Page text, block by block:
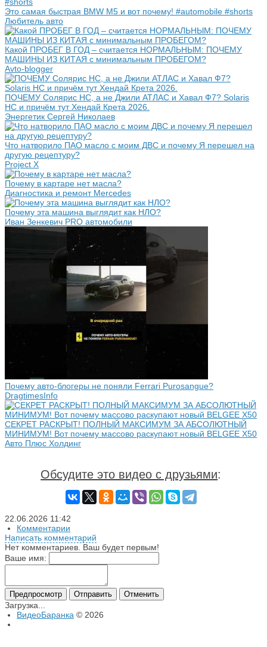
Это самая быстрая BMW M5 и вот почему! #automobile #shorts
Любитель авто
Какой ПРОБЕГ В ГОД – считается НОРМАЛЬНЫМ: ПОЧЕМУ
МАШИНЫ ИЗ КИТАЯ с минимальным ПРОБЕГОМ?
Avto-blogger
ПОЧЕМУ Солярис HC, а не Джили АТЛАС и Хавал Ф7? Solaris
HC и причём тут Хендай Крета 2026.
Энергетик Сергей Николаев
Что натворило ПАО масло с моим ДВС и почему Я перешел на
другую рецептуру?
Project X
Почему в картаре нет масла?
Диагностика и ремонт Mercedes
Почему эта машина выглядит как НЛО?
Иван Зенкевич PRO автомобили
Почему авто-блогеры не поняли Ferrari Purosangue?
DragtimesInfo
СЕКРЕТ РАСКРЫТ! ПОЛНЫЙ МАКСИМУМ ЗА АБСОЛЮТНЫЙ
МИНИМУМ! Вот почему массово раскупают новый BELGEE X50
Авто Плюс Холдинг
Обсудите это видео с друзьями:
22.06.2026 11:42
Комментарии
Написать комментарий
Нет комментариев. Ваш будет первым!
Ваше имя:
Загрузка...
ВидеоБаранка © 2026